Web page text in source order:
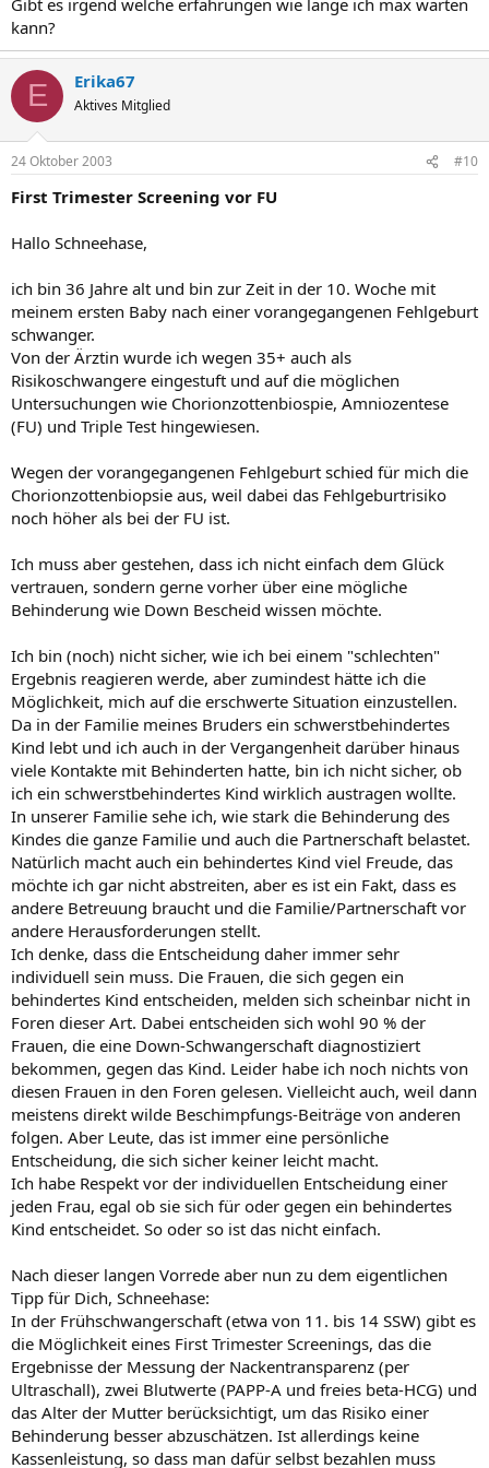
kann?
E Erika67
Aktives Mitglied
24 Oktober 2003 #10
First Trimester Screening vor FU
Hallo Schneehase,
ich bin 36 Jahre alt und bin zur Zeit in der 10. Woche mit
meinem ersten Baby nach einer vorangegangenen Fehlgeburt
schwanger.
Von der Ärztin wurde ich wegen 35+ auch als
Risikoschwangere eingestuft und auf die möglichen
Untersuchungen wie Chorionzottenbiospie, Amniozentese
(FU) und Triple Test hingewiesen.
Wegen der vorangegangenen Fehlgeburt schied für mich die
Chorionzottenbiopsie aus, weil dabei das Fehlgeburtrisiko
noch höher als bei der FU ist.
Ich muss aber gestehen, dass ich nicht einfach dem Glück
vertrauen, sondern gerne vorher über eine mögliche
Behinderung wie Down Bescheid wissen möchte.
Ich bin (noch) nicht sicher, wie ich bei einem "schlechten"
Ergebnis reagieren werde, aber zumindest hätte ich die
Möglichkeit, mich auf die erschwerte Situation einzustellen.
Da in der Familie meines Bruders ein schwerstbehindertes
Kind lebt und ich auch in der Vergangenheit darüber hinaus
viele Kontakte mit Behinderten hatte, bin ich nicht sicher, ob
ich ein schwerstbehindertes Kind wirklich austragen wollte.
In unserer Familie sehe ich, wie stark die Behinderung des
Kindes die ganze Familie und auch die Partnerschaft belastet.
Natürlich macht auch ein behindertes Kind viel Freude, das
möchte ich gar nicht abstreiten, aber es ist ein Fakt, dass es
andere Betreuung braucht und die Familie/Partnerschaft vor
andere Herausforderungen stellt.
Ich denke, dass die Entscheidung daher immer sehr
individuell sein muss. Die Frauen, die sich gegen ein
behindertes Kind entscheiden, melden sich scheinbar nicht in
Foren dieser Art. Dabei entscheiden sich wohl 90 % der
Frauen, die eine Down-Schwangerschaft diagnostiziert
bekommen, gegen das Kind. Leider habe ich noch nichts von
diesen Frauen in den Foren gelesen. Vielleicht auch, weil dann
meistens direkt wilde Beschimpfungs-Beiträge von anderen
folgen. Aber Leute, das ist immer eine persönliche
Entscheidung, die sich sicher keiner leicht macht.
Ich habe Respekt vor der individuellen Entscheidung einer
jeden Frau, egal ob sie sich für oder gegen ein behindertes
Kind entscheidet. So oder so ist das nicht einfach.
Nach dieser langen Vorrede aber nun zu dem eigentlichen
Tipp für Dich, Schneehase:
In der Frühschwangerschaft (etwa von 11. bis 14 SSW) gibt es
die Möglichkeit eines First Trimester Screenings, das die
Ergebnisse der Messung der Nackentransparenz (per
Ultraschall), zwei Blutwerte (PAPP-A und freies beta-HCG) und
das Alter der Mutter berücksichtigt, um das Risiko einer
Behinderung besser abzuschätzen. Ist allerdings keine
Kassenleistung, so dass man dafür selbst bezahlen muss